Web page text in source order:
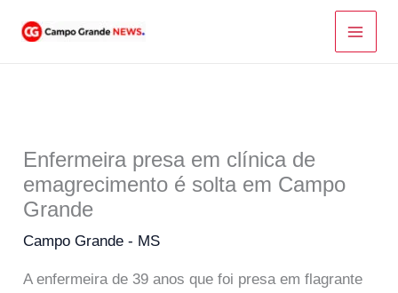
para
Enfermeira presa em clínica de
emagrecimento é solta em Campo
Grande
Campo Grande - MS
A enfermeira de 39 anos que foi presa em flagrante